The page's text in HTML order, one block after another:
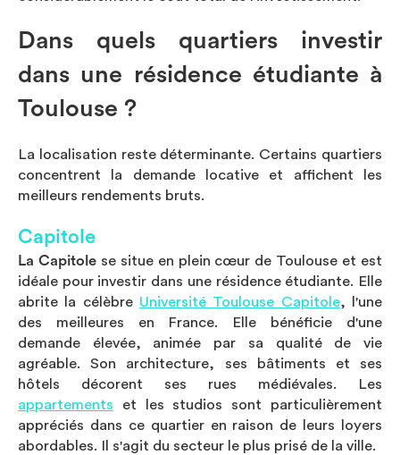
Dans quels quartiers investir
dans une résidence étudiante à
Toulouse ?
La localisation reste déterminante. Certains quartiers
concentrent la demande locative et affichent les
meilleurs rendements bruts.
Capitole
La Capitolese situe en plein cœur de Toulouse et est
idéale pour investir dans une résidence étudiante. Elle
abrite la célèbre Université Toulouse Capitole, l'une
des meilleures en France. Elle bénéficie d'une
demande élevée, animée par sa qualité de vie
agréable. Son architecture, ses bâtiments et ses
hôtels décorent ses rues médiévales. Les
appartements et les studios sont particulièrement
appréciés dans ce quartier en raison de leurs loyers
abordables. Il s'agit du secteur le plus prisé de la ville.